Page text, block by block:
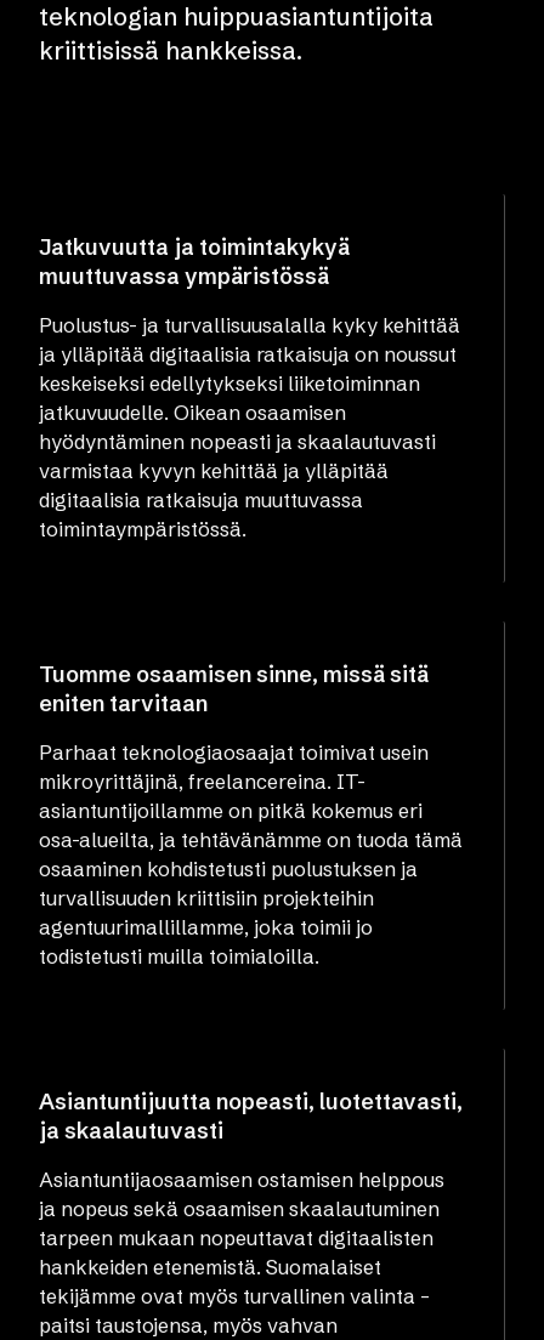
teknologian huippuasiantuntijoita
kriittisissä hankkeissa.
Jatkuvuutta ja toimintakykyä
muuttuvassa ympäristössä
Puolustus- ja turvallisuusalalla kyky kehittää
ja ylläpitää digitaalisia ratkaisuja on noussut
keskeiseksi edellytykseksi liiketoiminnan
jatkuvuudelle. Oikean osaamisen
hyödyntäminen nopeasti ja skaalautuvasti
varmistaa kyvyn kehittää ja ylläpitää
digitaalisia ratkaisuja muuttuvassa
toimintaympäristössä.
Tuomme osaamisen sinne, missä sitä
eniten tarvitaan
Parhaat teknologiaosaajat toimivat usein
mikroyrittäjinä, freelancereina. IT-
asiantuntijoillamme on pitkä kokemus eri
osa-alueilta, ja tehtävänämme on tuoda tämä
osaaminen kohdistetusti puolustuksen ja
turvallisuuden kriittisiin projekteihin
agentuurimallillamme, joka toimii jo
todistetusti muilla toimialoilla.
Asiantuntijuutta nopeasti, luotettavasti,
ja skaalautuvasti
Asiantuntijaosaamisen ostamisen helppous
ja nopeus sekä osaamisen skaalautuminen
tarpeen mukaan nopeuttavat digitaalisten
hankkeiden etenemistä. Suomalaiset
tekijämme ovat myös turvallinen valinta –
paitsi taustojensa, myös vahvan